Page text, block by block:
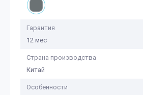
Гарантия
12 мес
Страна производства
Китай
Особенности